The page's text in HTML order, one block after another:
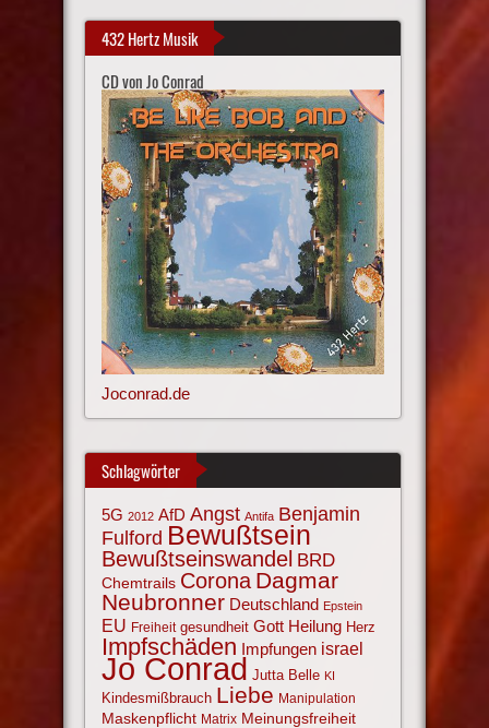
432 Hertz Musik
CD von Jo Conrad
Joconrad.de
Schlagwörter
5G 2012 AfD Angst Antifa Benjamin
Fulford Bewußtsein
Bewußtseinswandel BRD
Chemtrails Corona Dagmar
Neubronner Deutschland Epstein
EU Freiheit gesundheit Gott Heilung Herz
Impfschäden Impfungen israel
Jo Conrad Jutta Belle KI
Kindesmißbrauch Liebe Manipulation
Maskenpflicht Matrix Meinungsfreiheit